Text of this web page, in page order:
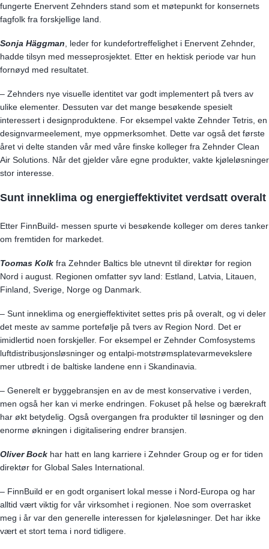
fungerte Enervent Zehnders stand som et møtepunkt for konsernets
fagfolk fra forskjellige land.
Sonja Häggman , leder for kundefortreffelighet i Enervent Zehnder,
hadde tilsyn med messeprosjektet. Etter en hektisk periode var hun
fornøyd med resultatet.
– Zehnders nye visuelle identitet var godt implementert på tvers av
ulike elementer. Dessuten var det mange besøkende spesielt
interessert i designproduktene. For eksempel vakte Zehnder Tetris, en
designvarmeelement, mye oppmerksomhet. Dette var også det første
året vi delte standen vår med våre finske kolleger fra Zehnder Clean
Air Solutions. Når det gjelder våre egne produkter, vakte kjøleløsninger
stor interesse.
Sunt inneklima og energieffektivitet verdsatt overalt
Etter FinnBuild- messen spurte vi besøkende kolleger om deres tanker
om fremtiden for markedet.
Toomas Kolk fra Zehnder Baltics ble utnevnt til direktør for region
Nord i august. Regionen omfatter syv land: Estland, Latvia, Litauen,
Finland, Sverige, Norge og Danmark.
– Sunt inneklima og energieffektivitet settes pris på overalt, og vi deler
det meste av samme portefølje på tvers av Region Nord. Det er
imidlertid noen forskjeller. For eksempel er Zehnder Comfosystems
luftdistribusjonsløsninger og entalpi-motstrømsplatevarmevekslere
mer utbredt i de baltiske landene enn i Skandinavia.
– Generelt er byggebransjen en av de mest konservative i verden,
men også her kan vi merke endringen. Fokuset på helse og bærekraft
har økt betydelig. Også overgangen fra produkter til løsninger og den
enorme økningen i digitalisering endrer bransjen.
Oliver Bock har hatt en lang karriere i Zehnder Group og er for tiden
direktør for Global Sales International.
– FinnBuild er en godt organisert lokal messe i Nord-Europa og har
alltid vært viktig for vår virksomhet i regionen. Noe som overrasket
meg i år var den generelle interessen for kjøleløsninger. Det har ikke
vært et stort tema i nord tidligere.